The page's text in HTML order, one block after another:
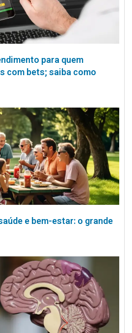
para quem
com bets; saiba como
e bem-estar: o grande